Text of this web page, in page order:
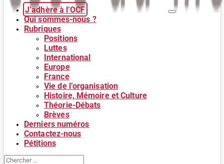
J’adhère à l’OCF
Qui sommes-nous ?
Rubriques
Positions
Luttes
International
Europe
France
Vie de l’organisation
Histoire, Mémoire et Culture
Théorie-Débats
Brèves
Derniers numéros
Contactez-nous
Pétitions